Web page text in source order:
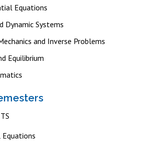
Equations
Dynamic Systems
and Inverse Problems
Equilibrium